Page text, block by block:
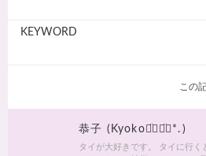
KEYWORD
この
恭子 (Kyoko◡̈⃝◡̈⃝*.♩)
タイが大好きです。 タイに行